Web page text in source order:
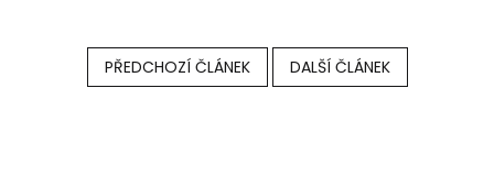
PŘEDCHOZÍ ČLÁNEK DALŠÍ ČLÁNEK